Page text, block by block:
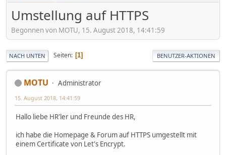
Umstellung auf HTTPS
Begonnen von MOTU, 15. August 2018, 14:41:59
NACH UNTEN Seiten 1 BENUTZER-AKTIONEN
MOTU Administrator
15. August 2018, 14:41:59
Hallo liebe HR'ler und Freunde des HR,
ich habe die Homepage & Forum auf HTTPS umgestellt mit
einem Certificate von Let's Encrypt.